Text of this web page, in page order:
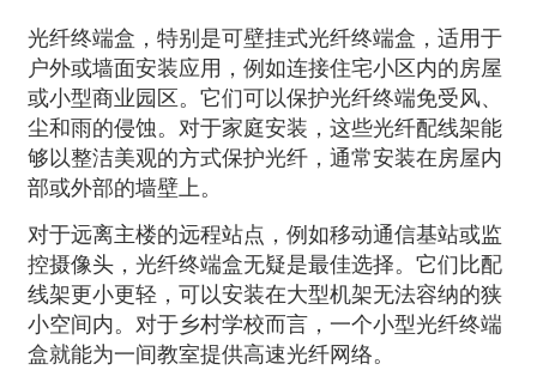
光纤终端盒，特别是可壁挂式光纤终端盒，适用于
户外或墙面安装应用，例如连接住宅小区内的房屋
或小型商业园区。它们可以保护光纤终端免受风、
尘和雨的侵蚀。对于家庭安装，这些光纤配线架能
够以整洁美观的方式保护光纤，通常安装在房屋内
部或外部的墙壁上。
对于远离主楼的远程站点，例如移动通信基站或监
控摄像头，光纤终端盒无疑是最佳选择。它们比配
线架更小更轻，可以安装在大型机架无法容纳的狭
小空间内。对于乡村学校而言，一个小型光纤终端
盒就能为一间教室提供高速光纤网络。